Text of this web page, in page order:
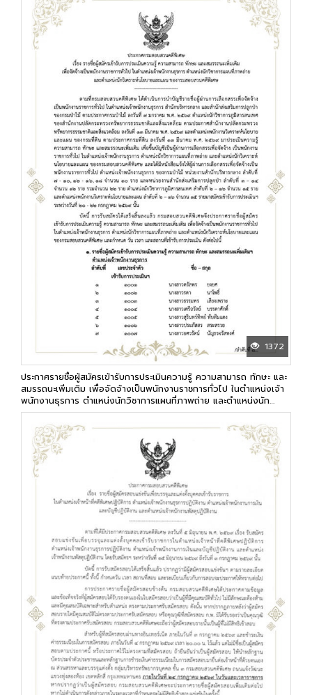
1372
ประกาศรายชื่อผู้สมัครเข้ารับการประเมินความรู้ ความสามารถ ทักษะ และ
สมรรถนะเพิ่มเติม เพื่อจัดจ้างเป็นพนักงานราชการทั่วไป ในตำแหน่งเจ้า
พนักงานธุรการ ตำแหน่งนักวิชาการแผนที่ภาพถ่าย และตำแหน่งนัก
วิเคราะห์นโยบายและแผน ของกรมสอบสวนคดีพิเศษ